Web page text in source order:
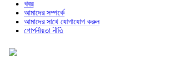
খবর
আমাদের সম্পর্কে
আমাদের সাথে যোগাযোগ করুন
গোপনীয়তা নীতি